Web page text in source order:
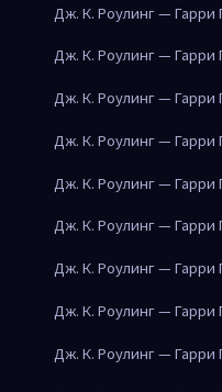
Дж. К. Роулинг —
Дж. К. Роулинг —
Дж. К. Роулинг —
Дж. К. Роулинг —
Дж. К. Роулинг —
Дж. К. Роулинг —
Дж. К. Роулинг —
Дж. К. Роулинг —
Дж. К. Роулинг —